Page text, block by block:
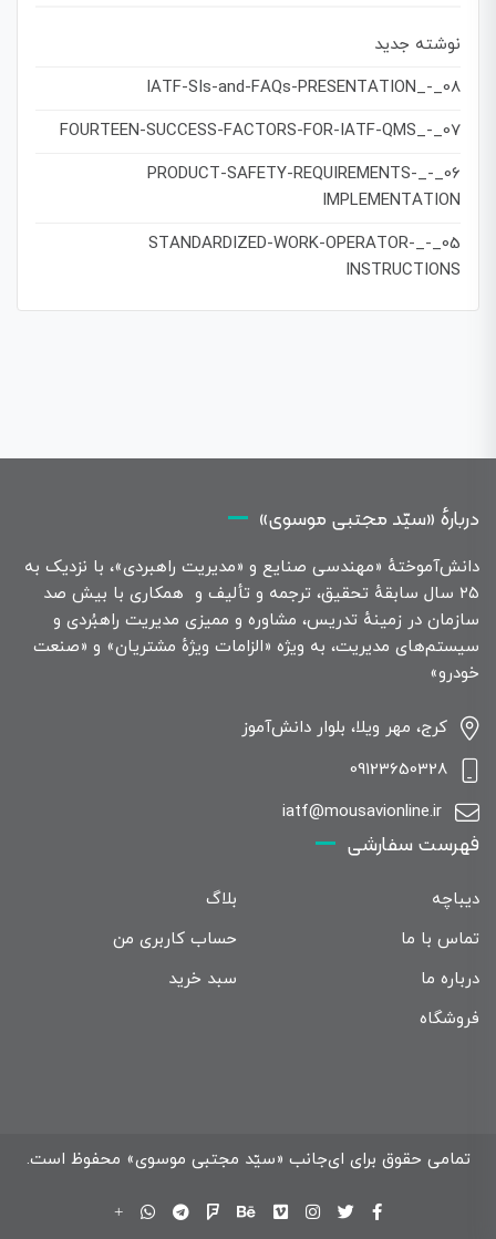
نوشته جدید
08_-_IATF-SIs-and-FAQs-PRESENTATION
07_-_FOURTEEN-SUCCESS-FACTORS-FOR-IATF-QMS
06_-_PRODUCT-SAFETY-REQUIREMENTS-
IMPLEMENTATION
05_-_STANDARDIZED-WORK-OPERATOR-
INSTRUCTIONS
دربارهٔ «سیّد مجتبی موسوی»
دانش‌آموختهٔ «مهندسی صنایع و «مدیریت راهبردی»، با نزدیک به
۲۵ سال سابقهٔ تحقیق، ترجمه و تألیف و همکاری با بیش صد
سازمان در زمینهٔ تدریس، مشاوره و ممیزی مدیریت راهبُردی و
سیستم‌های مدیریت، به ویژه «الزامات ویژهٔ مشتریان» و «صنعت
خودرو»
کرج، مهر ویلا، بلوار دانش‌آموز
09123650328
iatf@mousavionline.ir
فهرست سفارشی
دیباچه
بلاگ
تماس با ما
حساب کاربری من
درباره ما
سبد خرید
فروشگاه
تمامی حقوق برای ای‌جانب «سیّد مجتبی موسوی» محفوظ است.